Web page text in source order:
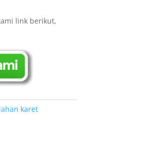
link berikut,
karet